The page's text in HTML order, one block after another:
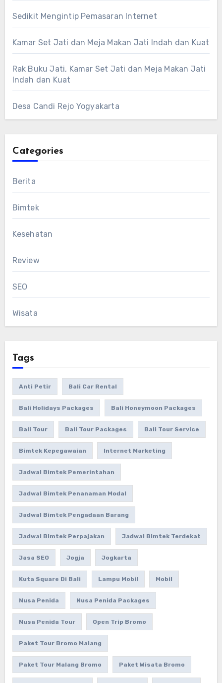
Sedikit Mengintip Pemasaran Internet
Kamar Set Jati dan Meja Makan Jati Indah dan Kuat
Rak Buku Jati, Kamar Set Jati dan Meja Makan Jati
Indah dan Kuat
Desa Candi Rejo Yogyakarta
Categories
Berita
Bimtek
Kesehatan
Review
SEO
Wisata
Tags
Anti Petir Bali Car Rental
Bali Holidays Packages Bali Honeymoon Packages
Bali Tour Bali Tour Packages Bali Tour Service
Bimtek Kepegawaian Internet Marketing
Jadwal Bimtek Pemerintahan
Jadwal Bimtek Penanaman Modal
Jadwal Bimtek Pengadaan Barang
Jadwal Bimtek Perpajakan Jadwal Bimtek Terdekat
Jasa SEO Jogja Jogkarta
Kuta Square Di Bali Lampu Mobil Mobil
Nusa Penida Nusa Penida Packages
Nusa Penida Tour Open Trip Bromo
Paket Tour Bromo Malang
Paket Tour Malang Bromo Paket Wisata Bromo